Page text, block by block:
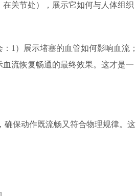
关节处），展示它如何与人体组织
1）展示堵塞的血管如何影响血流；
流恢复畅通的最终效果。这才是一
保动作既流畅又符合物理规律。这